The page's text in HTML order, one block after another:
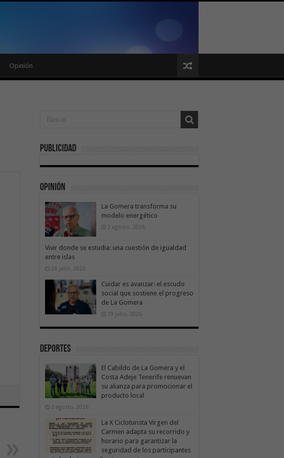
Opinión
Publicidad
Opinión
La Gomera transforma su
modelo energético
2 agosto, 2026
Vivir donde se estudia: una cuestión de igualdad
entre islas
26 julio, 2026
Cuidar es avanzar: el escudo
social que sostiene el progreso
de La Gomera
19 julio, 2026
Deportes
El Cabildo de La Gomera y el
Costa Adeje Tenerife renuevan
su alianza para promocionar el
producto local
3 agosto, 2026
La X Cicloturista Virgen del
Carmen adapta su recorrido y
horario para garantizar la
seguridad de los participantes